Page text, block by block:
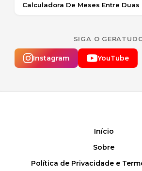
Calculadora De Meses Entre Duas
SIGA O
Instagram YouTube
Início
Sobre
Política de Privacidade e